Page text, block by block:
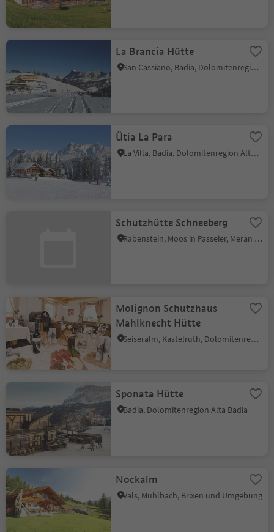
La Brancia Hütte
San Cassiano, Badia, Dolomitenregion Alta Badia
Ütia La Para
La Villa, Badia, Dolomitenregion Alta Badia
Schutzhütte Schneeberg
Rabenstein, Moos in Passeier, Meran und Umgebung
Molignon Schutzhaus
Mahlknecht Hütte
Seiseralm, Kastelruth, Dolomitenregion Seiser Alm
Sponata Hütte
Badia, Dolomitenregion Alta Badia
Nockalm
Vals, Mühlbach, Brixen und Umgebung